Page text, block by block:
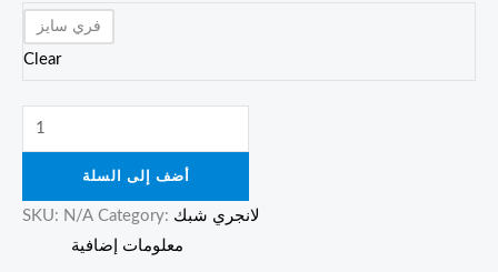
فري سايز
Clear
أضف إلى السلة
SKU: N/A Category: لانجري شبك
معلومات إضافية